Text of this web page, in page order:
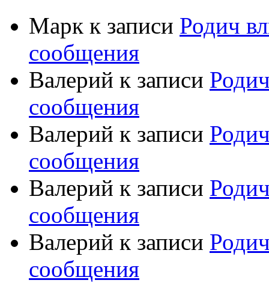
Марк к записи Родич
сообщения
Валерий к записи
сообщения
Валерий к записи
сообщения
Валерий к записи
сообщения
Валерий к записи
сообщения